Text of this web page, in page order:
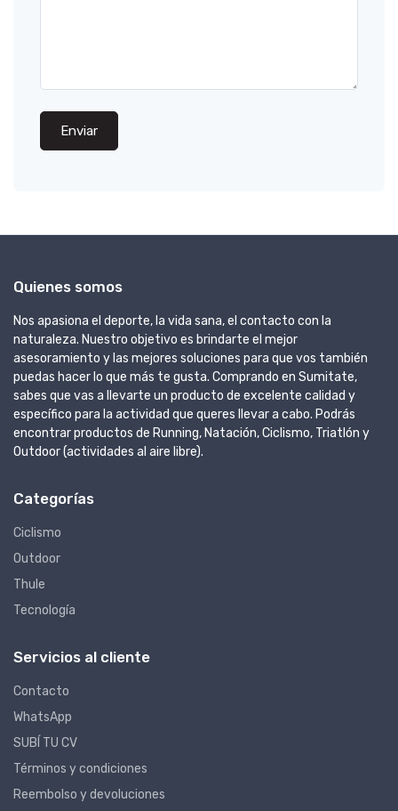
Enviar
Quienes somos
Nos apasiona el deporte, la vida sana, el contacto con la
naturaleza. Nuestro objetivo es brindarte el mejor
asesoramiento y las mejores soluciones para que vos también
puedas hacer lo que más te gusta. Comprando en Sumitate,
sabes que vas a llevarte un producto de excelente calidad y
específico para la actividad que queres llevar a cabo. Podrás
encontrar productos de Running, Natación, Ciclismo, Triatlón y
Outdoor (actividades al aire libre).
Categorías
Ciclismo
Outdoor
Thule
Tecnología
Servicios al cliente
Contacto
WhatsApp
SUBÍ TU CV
Términos y condiciones
Reembolso y devoluciones